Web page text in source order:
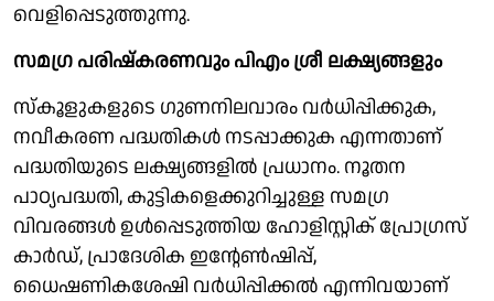
വെളിപ്പെടുത്തുന്നു.
സമഗ്ര പരിഷ്‌കരണവും പിഎം ശ്രീ ലക്ഷ്യങ്ങളും
സ്‌കൂളുകളുടെ ഗുണനിലവാരം വര്‍ധിപ്പിക്കുക,
നവീകരണ പദ്ധതികള്‍ നടപ്പാക്കുക എന്നതാണ്
പദ്ധതിയുടെ ലക്ഷ്യങ്ങളില്‍ പ്രധാനം. നൂതന
പാഠ്യപദ്ധതി, കുട്ടികളെക്കുറിച്ചുള്ള സമഗ്ര
വിവരങ്ങള്‍ ഉള്‍പ്പെടുത്തിയ ഹോളിസ്റ്റിക് പ്രോഗ്രസ്
കാര്‍ഡ്, പ്രാദേശിക ഇന്റേണ്‍ഷിപ്പ്,
ധൈഷണികശേഷി വര്‍ധിപ്പിക്കല്‍ എന്നിവയാണ്